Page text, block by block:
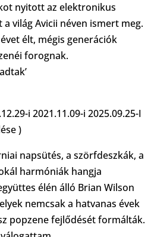
nyitott az elektronikus
világ Avicii néven ismert meg.
élt, mégis generációk
forognak.
i 2021.11.09-i 2025.09.25-I
)
napsütés, a szörfdeszkák, a
harmóniák hangja
élén álló Brian Wilson
nemcsak a hatvanas évek
popzene fejlődését formálták.